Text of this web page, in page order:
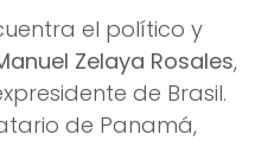
el político y
Zelaya Rosales,
de Brasil.
de Panamá,